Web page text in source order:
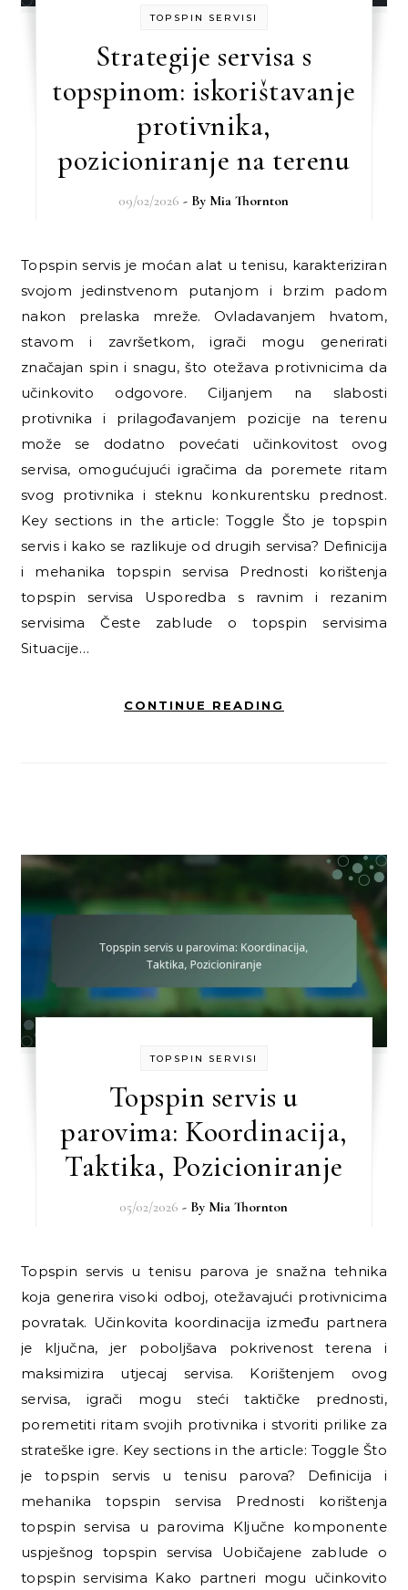
TOPSPIN SERVISI
Strategije servisa s
topspinom: iskorištavanje
protivnika,
pozicioniranje na terenu
09/02/2026 - By Mia Thornton
Topspin servis je moćan alat u tenisu, karakteriziran
svojom jedinstvenom putanjom i brzim padom
nakon prelaska mreže. Ovladavanjem hvatom,
stavom i završetkom, igrači mogu generirati
značajan spin i snagu, što otežava protivnicima da
učinkovito odgovore. Ciljanjem na slabosti
protivnika i prilagođavanjem pozicije na terenu
može se dodatno povećati učinkovitost ovog
servisa, omogućujući igračima da poremete ritam
svog protivnika i steknu konkurentsku prednost.
Key sections in the article: Toggle Što je topspin
servis i kako se razlikuje od drugih servisa? Definicija
i mehanika topspin servisa Prednosti korištenja
topspin servisa Usporedba s ravnim i rezanim
servisima Česte zablude o topspin servisima
Situacije…
CONTINUE READING
TOPSPIN SERVISI
Topspin servis u
parovima: Koordinacija,
Taktika, Pozicioniranje
05/02/2026 - By Mia Thornton
Topspin servis u tenisu parova je snažna tehnika
koja generira visoki odboj, otežavajući protivnicima
povratak. Učinkovita koordinacija između partnera
je ključna, jer poboljšava pokrivenost terena i
maksimizira utjecaj servisa. Korištenjem ovog
servisa, igrači mogu steći taktičke prednosti,
poremetiti ritam svojih protivnika i stvoriti prilike za
strateške igre. Key sections in the article: Toggle Što
je topspin servis u tenisu parova? Definicija i
mehanika topspin servisa Prednosti korištenja
topspin servisa u parovima Ključne komponente
uspješnog topspin servisa Uobičajene zablude o
topspin servisima Kako partneri mogu učinkovito